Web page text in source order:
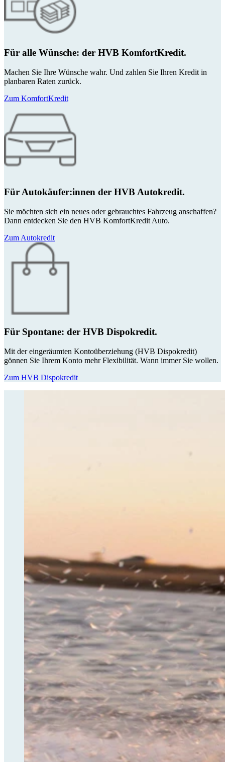
Für alle Wünsche: der HVB KomfortKredit.
Machen Sie Ihre Wünsche wahr. Und zahlen Sie Ihren Kredit in
planbaren Raten zurück.
Zum KomfortKredit
Für Autokäufer:innen der HVB Autokredit.
Sie möchten sich ein neues oder gebrauchtes Fahrzeug anschaffen?
Dann entdecken Sie den HVB KomfortKredit Auto.
Zum Autokredit
Für Spontane: der HVB Dispokredit.
Mit der eingeräumten Kontoüberziehung (HVB Dispokredit)
gönnen Sie Ihrem Konto mehr Flexibilität. Wann immer Sie wollen.
Zum HVB Dispokredit